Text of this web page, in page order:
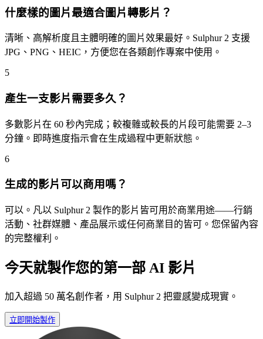
什麼樣的圖片最適合圖片轉影片？
清晰、高解析度且主體明確的圖片效果最好。Sulphur 2 支援
JPG、PNG、HEIC，方便您在各類創作專案中使用。
5
產生一支影片需要多久？
多數影片在 60 秒內完成；較複雜或較長的片段可能需要 2–3
分鐘。即時進度指示會在生成過程中更新狀態。
6
生成的影片可以商用嗎？
可以。凡以 Sulphur 2 製作的影片皆可用於商業用途——行銷
活動、社群媒體、產品展示或任何商業目的皆可。您保留內容
的完整權利。
今天就製作您的第一部 AI 影片
加入超過 50 萬名創作者，用 Sulphur 2 把靈感變成現實。
立即開始製作